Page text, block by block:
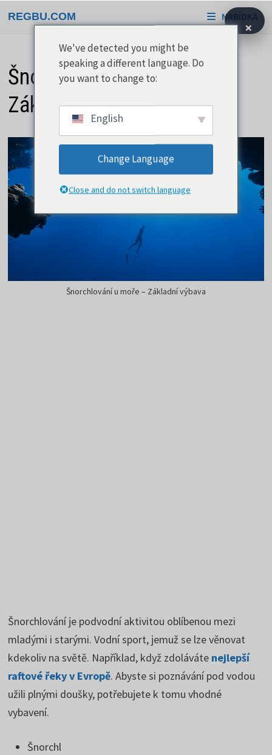
na
REGBU.COM NABÍDKA
Šnorchlování u moře –
Základní výbava
Šnorchlování u moře – Základní výbava
Šnorchlování je podvodní aktivitou oblíbenou mezi
mladými i starými. Vodní sport, jemuž se lze věnovat
kdekoliv na světě. Například, když zdoláváte nejlepší
raftové řeky v Evropě. Abyste si poznávání pod vodou
užili plnými doušky, potřebujete k tomu vhodné
vybavení.
Šnorchl
×
We've detected you might be
speaking a different language. Do
you want to change to:
English
Change Language
Close and do not switch language